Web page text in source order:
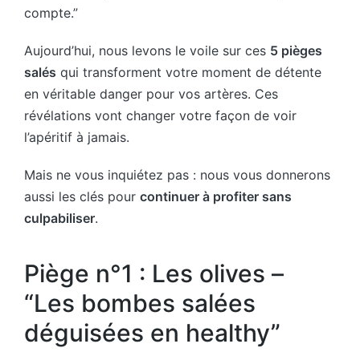
compte.”
Aujourd’hui, nous levons le voile sur ces 5 pièges
salés qui transforment votre moment de détente
en véritable danger pour vos artères. Ces
révélations vont changer votre façon de voir
l’apéritif à jamais.
Mais ne vous inquiétez pas : nous vous donnerons
aussi les clés pour continuer à profiter sans
culpabiliser.
Piège n°1 : Les olives –
“Les bombes salées
déguisées en healthy”